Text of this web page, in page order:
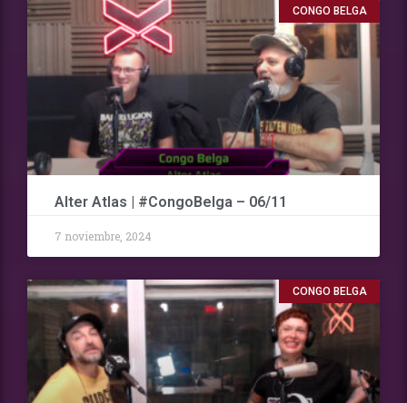
CONGO BELGA
Alter Atlas | #CongoBelga – 06/11
7 noviembre, 2024
CONGO BELGA